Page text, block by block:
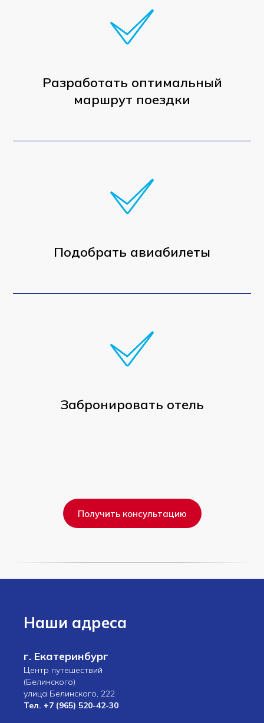
Разработать оптимальный
маршрут поездки
Подобрать авиабилеты
Забронировать отель
Получить консультацию
Наши адреса
г. Екатеринбург
Центр путешествий
(Белинского)
улица Белинского, 222
Тел. +7 (965) 520-42-30